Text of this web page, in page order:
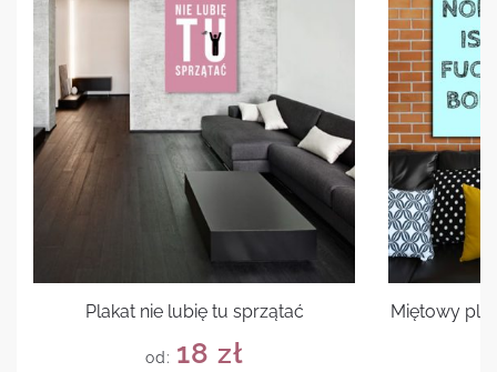
Plakat nie lubię tu sprzątać
od: 18 zł
Miętowy